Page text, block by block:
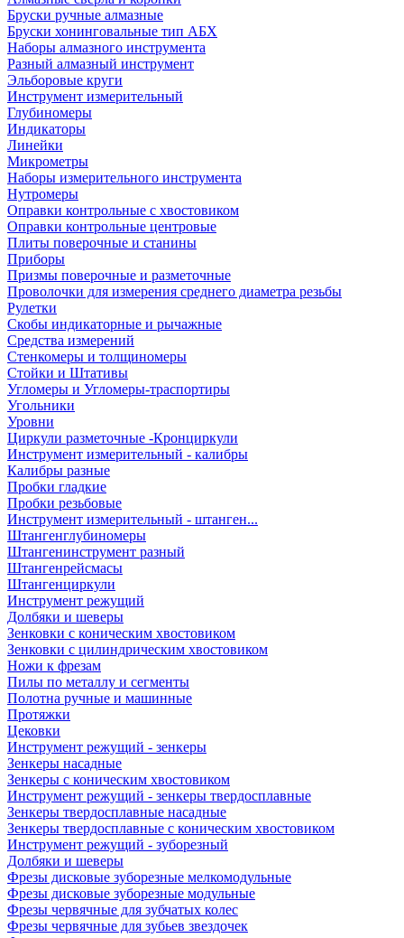
Бруски ручные алмазные
Бруски хонинговальные тип АБХ
Наборы алмазного инструмента
Разный алмазный инструмент
Эльборовые круги
Инструмент измерительный
Глубиномеры
Индикаторы
Линейки
Микрометры
Наборы измерительного инструмента
Нутромеры
Оправки контрольные с хвостовиком
Оправки контрольные центровые
Плиты поверочные и станины
Приборы
Призмы поверочные и разметочные
Проволочки для измерения среднего диаметра резьбы
Рулетки
Скобы индикаторные и рычажные
Средства измерений
Стенкомеры и толщиномеры
Стойки и Штативы
Угломеры и Угломеры-траспортиры
Угольники
Уровни
Циркули разметочные -Кронциркули
Инструмент измерительный - калибры
Калибры разные
Пробки гладкие
Пробки резьбовые
Инструмент измерительный - штанген...
Штангенглубиномеры
Штангенинструмент разный
Штангенрейсмасы
Штангенциркули
Инструмент режущий
Долбяки и шеверы
Зенковки с коническим хвостовиком
Зенковки с цилиндрическим хвостовиком
Ножи к фрезам
Пилы по металлу и сегменты
Полотна ручные и машинные
Протяжки
Цековки
Инструмент режущий - зенкеры
Зенкеры насадные
Зенкеры с коническим хвостовиком
Инструмент режущий - зенкеры твердосплавные
Зенкеры твердосплавные насадные
Зенкеры твердосплавные с коническим хвостовиком
Инструмент режущий - зуборезный
Долбяки и шеверы
Фрезы дисковые зуборезные мелкомодульные
Фрезы дисковые зуборезные модульные
Фрезы червячные для зубчатых колес
Фрезы червячные для зубьев звездочек